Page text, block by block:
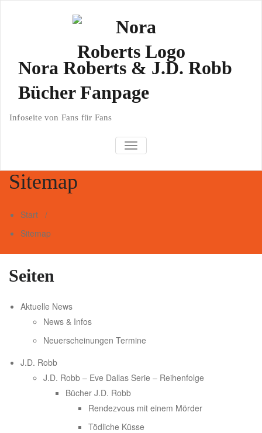
Nora Roberts & J.D. Robb
Bücher Fanpage
Infoseite von Fans für Fans
TOGGLE NAVIGATION
Sitemap
Start /
Sitemap
Seiten
Aktuelle News
News & Infos
Neuerscheinungen Termine
J.D. Robb
J.D. Robb – Eve Dallas Serie – Reihenfolge
Bücher J.D. Robb
Rendezvous mit einem Mörder
Tödliche Küsse